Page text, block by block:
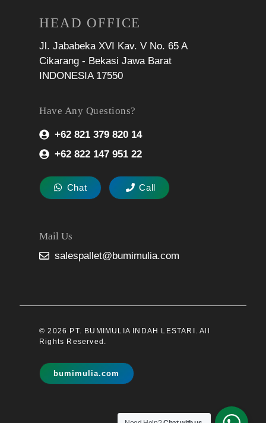
HEAD OFFICE
Jl. Jababeka XVI Kav. V No. 65 A
Cikarang - Bekasi Jawa Barat
INDONESIA 17550
Have Any Questions?
+62 821 379 820 14
+62 822 147 951 22
Chat Call
Mail Us
salespallet@bumimulia.com
© 2026 PT. BUMIMULIA INDAH LESTARI. All
Rights Reserved.
bumimulia.com